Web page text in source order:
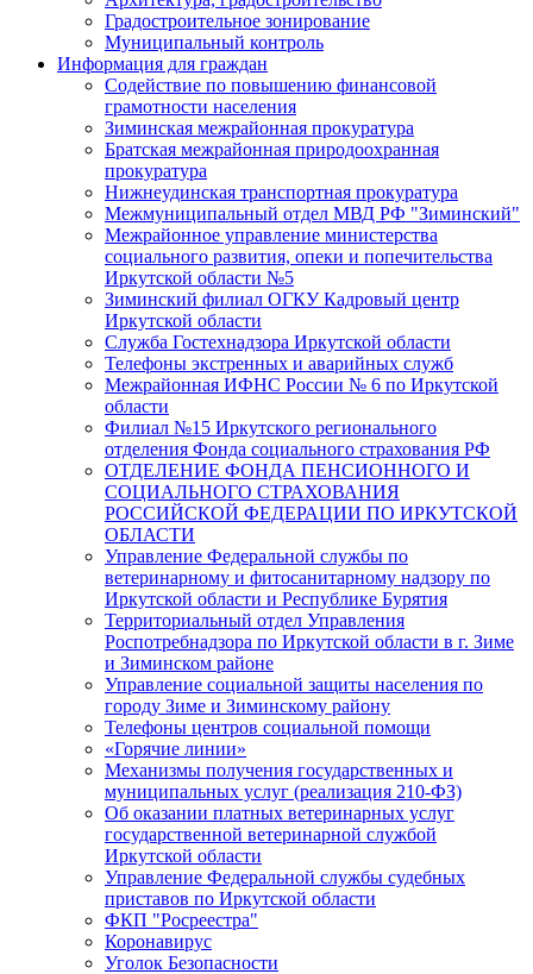
Градостроительное зонирование
Муниципальный контроль
Информация для граждан
Содействие по повышению финансовой
грамотности населения
Зиминская межрайонная прокуратура
Братская межрайонная природоохранная
прокуратура
Нижнеудинская транспортная прокуратура
Межмуниципальный отдел МВД РФ "Зиминский"
Межрайонное управление министерства
социального развития, опеки и попечительства
Иркутской области №5
Зиминский филиал ОГКУ Кадровый центр
Иркутской области
Служба Гостехнадзора Иркутской области
Телефоны экстренных и аварийных служб
Межрайонная ИФНС России № 6 по Иркутской
области
Филиал №15 Иркутского регионального
отделения Фонда социального страхования РФ
ОТДЕЛЕНИЕ ФОНДА ПЕНСИОННОГО И
СОЦИАЛЬНОГО СТРАХОВАНИЯ
РОССИЙСКОЙ ФЕДЕРАЦИИ ПО ИРКУТСКОЙ
ОБЛАСТИ
Управление Федеральной службы по
ветеринарному и фитосанитарному надзору по
Иркутской области и Республике Бурятия
Территориальный отдел Управления
Роспотребнадзора по Иркутской области в г. Зиме
и Зиминском районе
Управление социальной защиты населения по
городу Зиме и Зиминскому району
Телефоны центров социальной помощи
«Горячие линии»
Механизмы получения государственных и
муниципальных услуг (реализация 210-ФЗ)
Об оказании платных ветеринарных услуг
государственной ветеринарной службой
Иркутской области
Управление Федеральной службы судебных
приставов по Иркутской области
ФКП "Росреестра"
Коронавирус
Уголок Безопасности